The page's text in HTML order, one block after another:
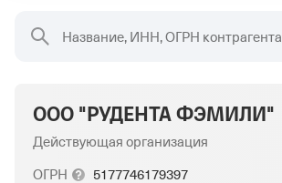
Название, ИНН, ОГРН контрагента
ООО "РУДЕНТА ФЭМИЛИ"
Действующая организация
ОГРН
5177746179397